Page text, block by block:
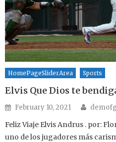
HomePageSliderArea Sports
Elvis Que Dios te
Posted on
February 10, 2021 Author
Feliz Viaje Elvis Andrus . por:
uno de los jugadores más